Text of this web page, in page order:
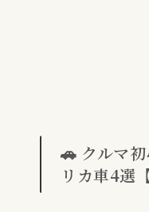
🚗 クルマ
リカ車4選